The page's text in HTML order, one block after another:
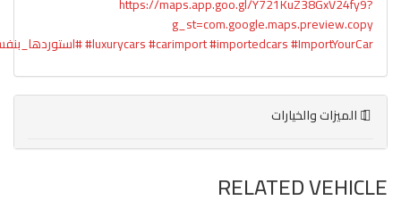
g_st=com.google.maps.preview.copy
#ImportYourCar
#importedcars
#carimport
#luxurycars
الميزات والخيارات
RELATED VEHICLE